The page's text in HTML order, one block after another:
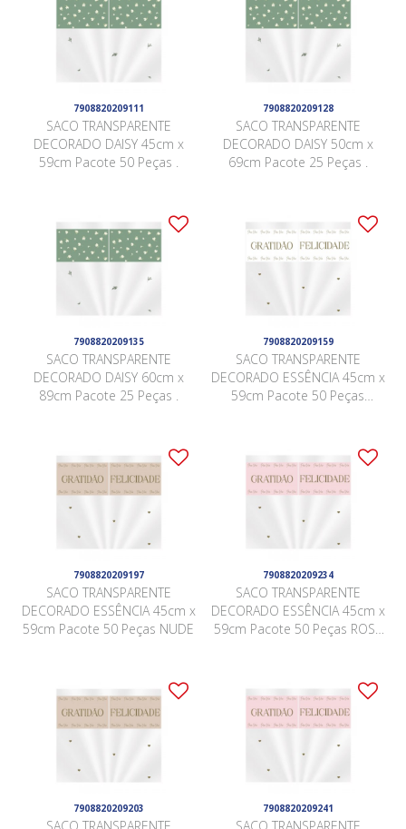
7908820209111
SACO TRANSPARENTE
DECORADO DAISY 45cm x
59cm Pacote 50 Peças .
7908820209128
SACO TRANSPARENTE
DECORADO DAISY 50cm x
69cm Pacote 25 Peças .
7908820209135
SACO TRANSPARENTE
DECORADO DAISY 60cm x
89cm Pacote 25 Peças .
7908820209159
SACO TRANSPARENTE
DECORADO ESSÊNCIA 45cm x
59cm Pacote 50 Peças
7908820209197
SACO TRANSPARENTE
DECORADO ESSÊNCIA 45cm x
59cm Pacote 50 Peças NUDE
7908820209234
SACO TRANSPARENTE
DECORADO ESSÊNCIA 45cm x
59cm Pacote 50 Peças ROSA
7908820209203 7908820209241